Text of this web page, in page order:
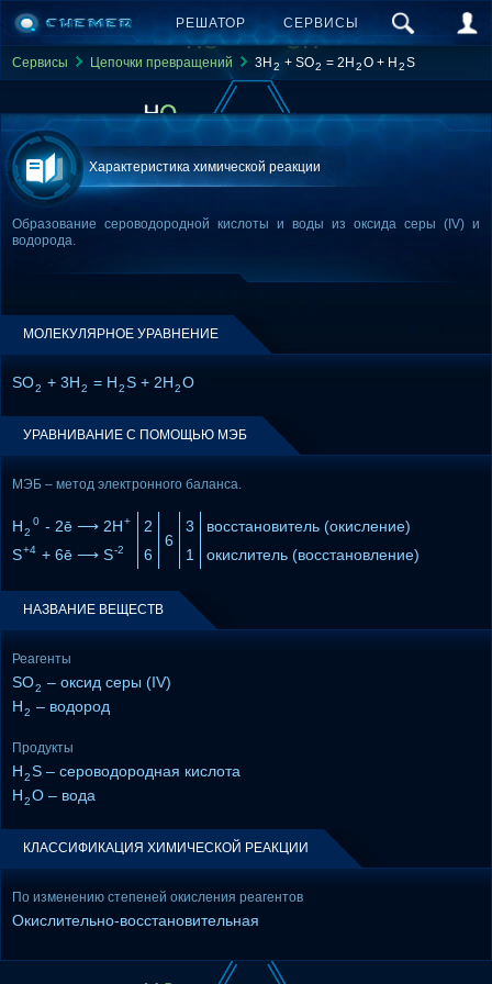
РЕШАТОР СЕРВИСЫ
Сервисы Цепочки превращений 3H 2 + SO2 = 2H 2O + H 2S
Характеристика химической реакции
Образование сероводородной кислоты и воды из оксида серы (IV) и
водорода.
МОЛЕКУЛЯРНОЕ УРАВНЕНИЕ
SO2 + 3H2 = H2S + 2H2O
УРАВНИВАНИЕ С ПОМОЩЬЮ МЭБ
МЭБ – метод электронного баланса.
H2
0 - 2ē ⟶ 2H+
2
6
3
восстановитель (окисление)
S+4 + 6ē ⟶ S-2 6 1 окислитель (восстановление)
НАЗВАНИЕ ВЕЩЕСТВ
Реагенты
SO2 – оксид серы (IV)
H2 – водород
Продукты
H2S – сероводородная кислота
H2O – вода
КЛАССИФИКАЦИЯ ХИМИЧЕСКОЙ РЕАКЦИИ
По изменению степеней окисления реагентов
Окислительно-восстановительная